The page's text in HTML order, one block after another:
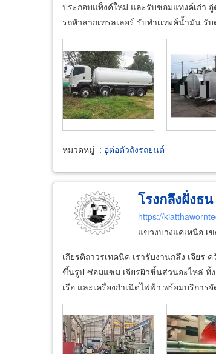
ประกอบแท็งค์ใหม่ และรับซ่อมแทงค์เก่า
รถหัวลากเทรลเลอร์ รับทำเเทงค์น้ำมัน รั
หมวดหมู่ : อู่ต่อตัวถังรถยนต์
โรงกลึงฝั่งธ
https://
แขวงบางแคเหนือ เ
เกียรติถาวรเทคนิค เรารับงานกลึง เจีย
ขึ้นรูป ซ่อมแซม เจียรผิวชิ้นส่วนอะไหล่ ทั้
เรือ และเครื่องกำเนิดไฟฟ้า พร้อมบริการ